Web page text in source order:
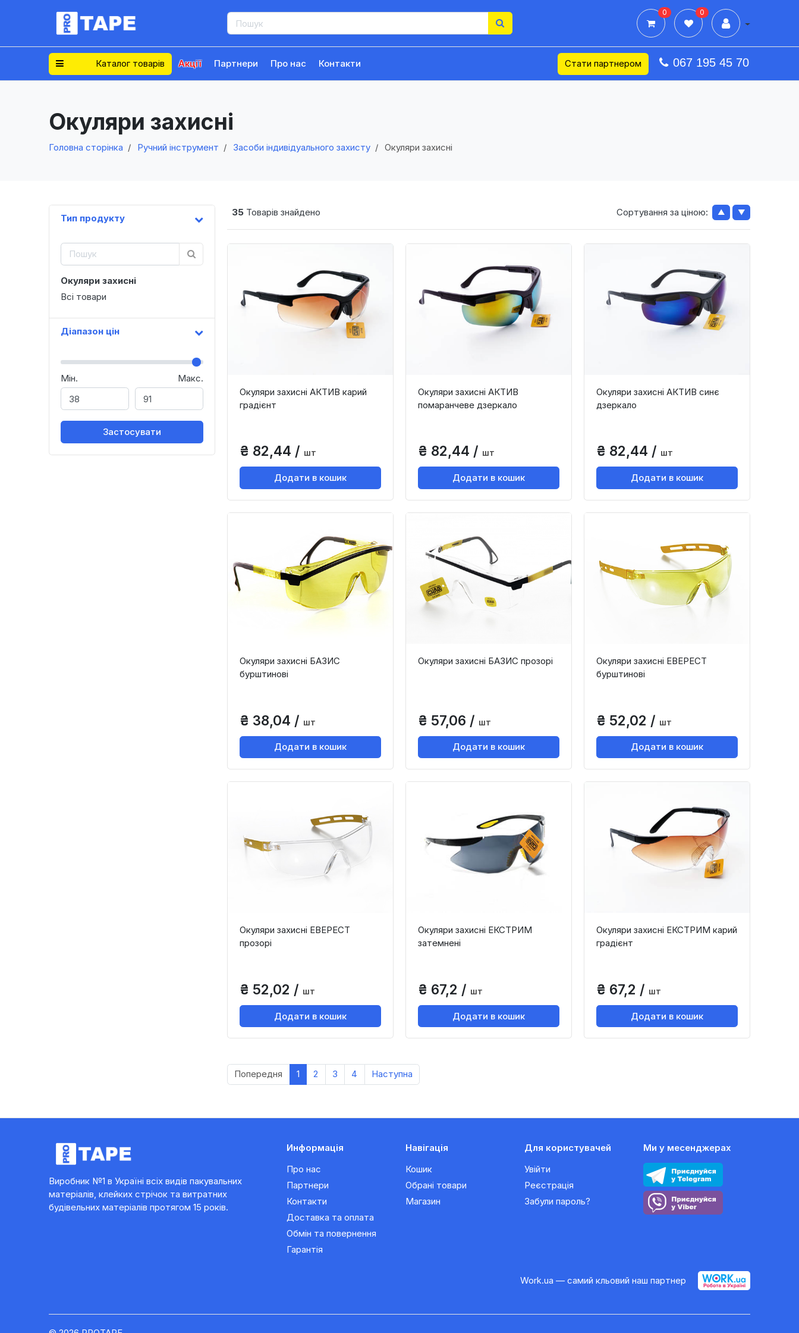
0 0
Каталог товарів Акції Партнери Про нас Контакти Стати партнером 067 195 45 70
Окуляри захисні
Головна сторінка Ручний інструмент Засоби індивідуального захисту Окуляри захисні
Тип продукту
Окуляри захисні
Всі товари
Діапазон цін
Мін. Макс.
Застосувати
35Товарів знайдено Сортування за ціною: ▲ ▼
Окуляри захисні АКТИВ карий
градієнт
₴ 82,44 / шт
Додати в кошик
Окуляри захисні АКТИВ
помаранчеве дзеркало
₴ 82,44 / шт
Додати в кошик
Окуляри захисні АКТИВ синє
дзеркало
₴ 82,44 / шт
Додати в кошик
Окуляри захисні БАЗИС
бурштинові
₴ 38,04 / шт
Додати в кошик
Окуляри захисні БАЗИС прозорі
₴ 57,06 / шт
Додати в кошик
Окуляри захисні ЕВЕРЕСТ
бурштинові
₴ 52,02 / шт
Додати в кошик
Окуляри захисні ЕВЕРЕСТ
прозорі
₴ 52,02 / шт
Додати в кошик
Окуляри захисні ЕКСТРИМ
затемнені
₴ 67,2 / шт
Додати в кошик
Окуляри захисні ЕКСТРИМ карий
градієнт
₴ 67,2 / шт
Додати в кошик
Попередня 1 2 3 4 Наступна
Виробник №1 в Україні всіх видів пакувальних
матеріалів, клейких стрічок та витратних
будівельних матеріалів протягом 15 років.
Информація
Про нас
Партнери
Контакти
Доставка та оплата
Обмін та повернення
Гарантія
Навігація
Кошик
Обрані товари
Магазин
Для користувачей
Увійти
Реєстрація
Забули пароль?
Ми у месенджерах
Work.ua — самий кльовий наш партнер